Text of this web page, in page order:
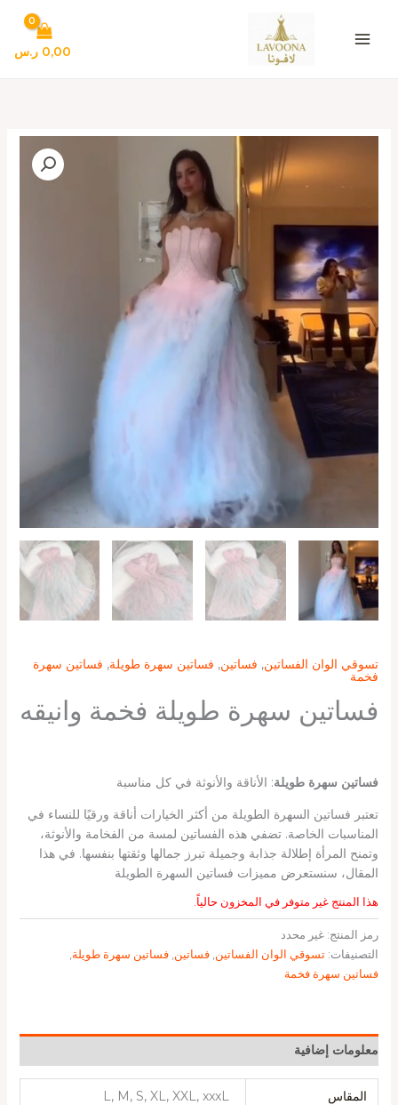
المحتوى
0,00 ر.س
تسوقي الوان الفساتين, فساتين, فساتين سهرة طويلة, فساتين سهرة
فخمة
فساتين سهرة طويلة فخمة وانيقه
فساتين سهرة طويلة: الأناقة والأنوثة في كل مناسبة
تعتبر فساتين السهرة الطويلة من أكثر الخيارات أناقة ورقيًا للنساء في
المناسبات الخاصة. تضفي هذه الفساتين لمسة من الفخامة والأنوثة،
وتمنح المرأة إطلالة جذابة وجميلة تبرز جمالها وثقتها بنفسها. في هذا
المقال، سنستعرض مميزات فساتين السهرة الطويلة
هذا المنتج غير متوفر في المخزون حالياً.
رمز المنتج: غير محدد
التصنيفات: تسوقي الوان الفساتين فساتين فساتين سهرة طويلة
فساتين سهرة فخمة
معلومات إضافية
المقاس L, M, S, XL, XXL, xxxL